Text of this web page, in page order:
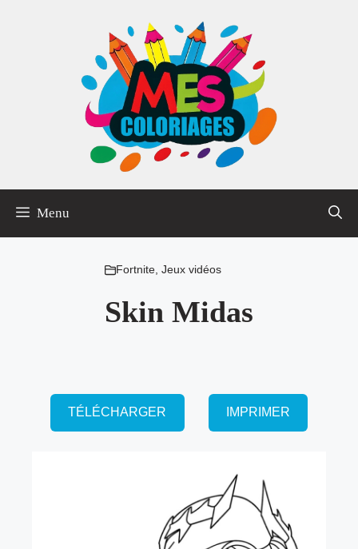
Menu
Fortnite, Jeux vidéos
Skin Midas
TÉLÉCHARGER IMPRIMER